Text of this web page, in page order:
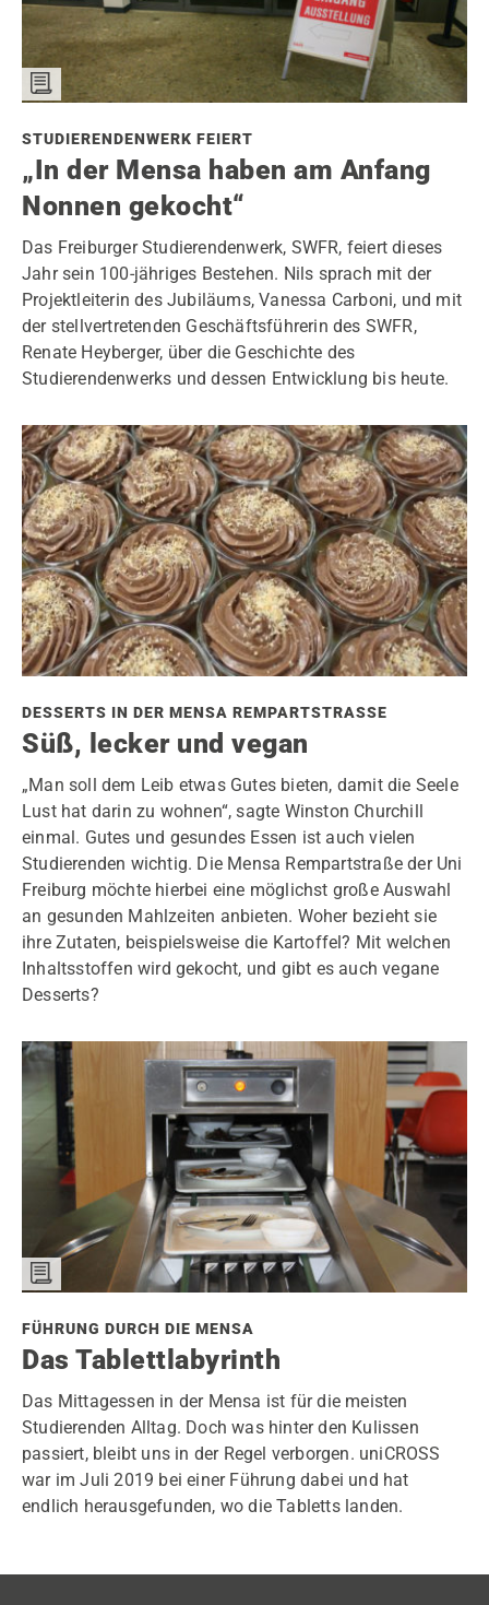
STUDIERENDENWERK FEIERT
„In der Mensa haben am Anfang
Nonnen gekocht“
Das Freiburger Studierendenwerk, SWFR, feiert dieses
Jahr sein 100-jähriges Bestehen. Nils sprach mit der
Projektleiterin des Jubiläums, Vanessa Carboni, und mit
der stellvertretenden Geschäftsführerin des SWFR,
Renate Heyberger, über die Geschichte des
Studierendenwerks und dessen Entwicklung bis heute.
DESSERTS IN DER MENSA REMPARTSTRASSE
Süß, lecker und vegan
„Man soll dem Leib etwas Gutes bieten, damit die Seele
Lust hat darin zu wohnen“, sagte Winston Churchill
einmal. Gutes und gesundes Essen ist auch vielen
Studierenden wichtig. Die Mensa Rempartstraße der Uni
Freiburg möchte hierbei eine möglichst große Auswahl
an gesunden Mahlzeiten anbieten. Woher bezieht sie
ihre Zutaten, beispielsweise die Kartoffel? Mit welchen
Inhaltsstoffen wird gekocht, und gibt es auch vegane
Desserts?
FÜHRUNG DURCH DIE MENSA
Das Tablettlabyrinth
Das Mittagessen in der Mensa ist für die meisten
Studierenden Alltag. Doch was hinter den Kulissen
passiert, bleibt uns in der Regel verborgen. uniCROSS
war im Juli 2019 bei einer Führung dabei und hat
endlich herausgefunden, wo die Tabletts landen.